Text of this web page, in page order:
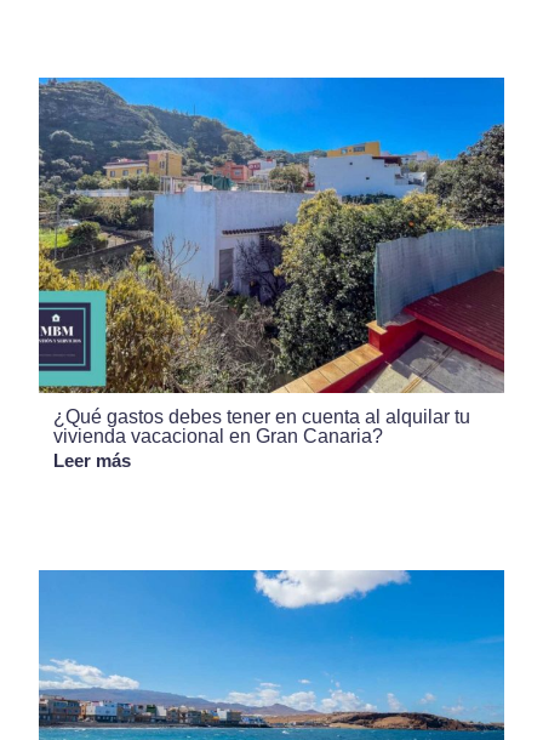
¿Qué gastos debes tener en cuenta al alquilar tu
vivienda vacacional en Gran Canaria?
Leer más